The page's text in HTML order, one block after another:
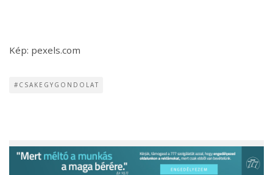
Kép: pexels.com
#CSAKEGYGONDOLAT